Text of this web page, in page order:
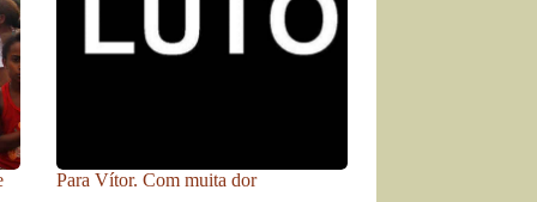
Para Vítor. Com muita dor